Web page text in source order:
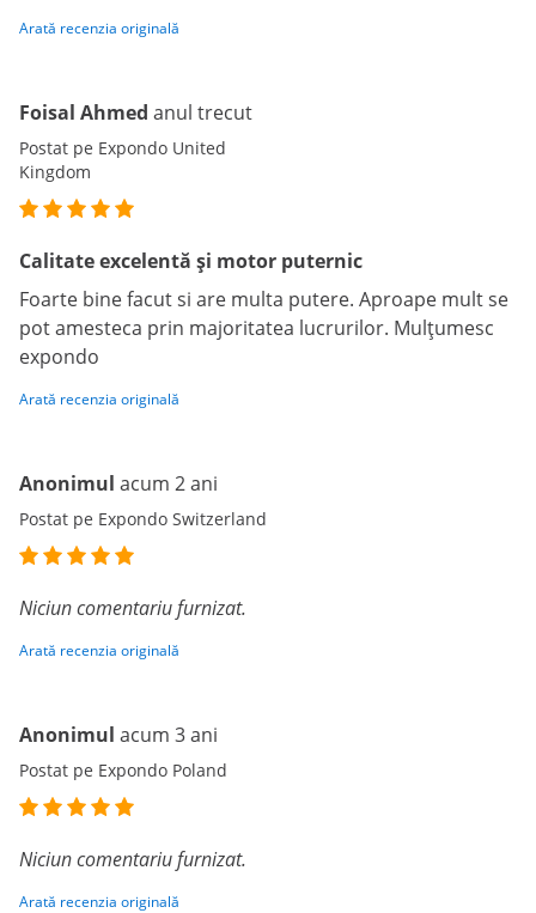
Arată recenzia originală
Foisal Ahmed anul trecut
Postat pe Expondo United
Kingdom
Calitate excelentă și motor puternic
Foarte bine facut si are multa putere. Aproape mult se
pot amesteca prin majoritatea lucrurilor. Mulțumesc
expondo
Arată recenzia originală
Anonimul acum 2 ani
Postat pe Expondo Switzerland
Niciun comentariu furnizat.
Arată recenzia originală
Anonimul acum 3 ani
Postat pe Expondo Poland
Niciun comentariu furnizat.
Arată recenzia originală